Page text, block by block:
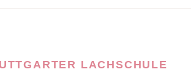
LACHSCHULE